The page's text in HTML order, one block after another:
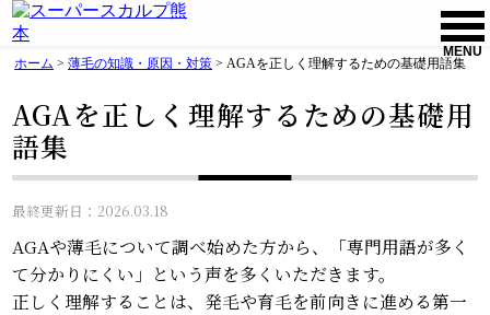
MENU
ホーム >薄毛の知識・原因・対策 >AGAを正しく理解するための基礎用語集
AGAを正しく理解するための基礎用
語集
最終更新日：2026.03.18
AGAや薄毛について調べ始めた方から、「専門用語が多く
て分かりにくい」という声を多くいただきます。
正しく理解することは、発毛や育毛を前向きに進める第一